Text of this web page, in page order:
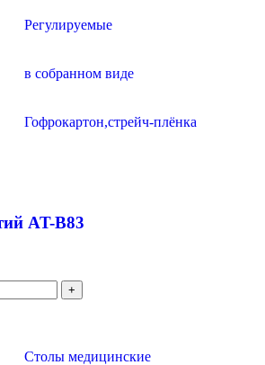
Регулируемые
в собранном виде
Гофрокартон,стрейч-плёнка
AT-B83
Столы медицинские